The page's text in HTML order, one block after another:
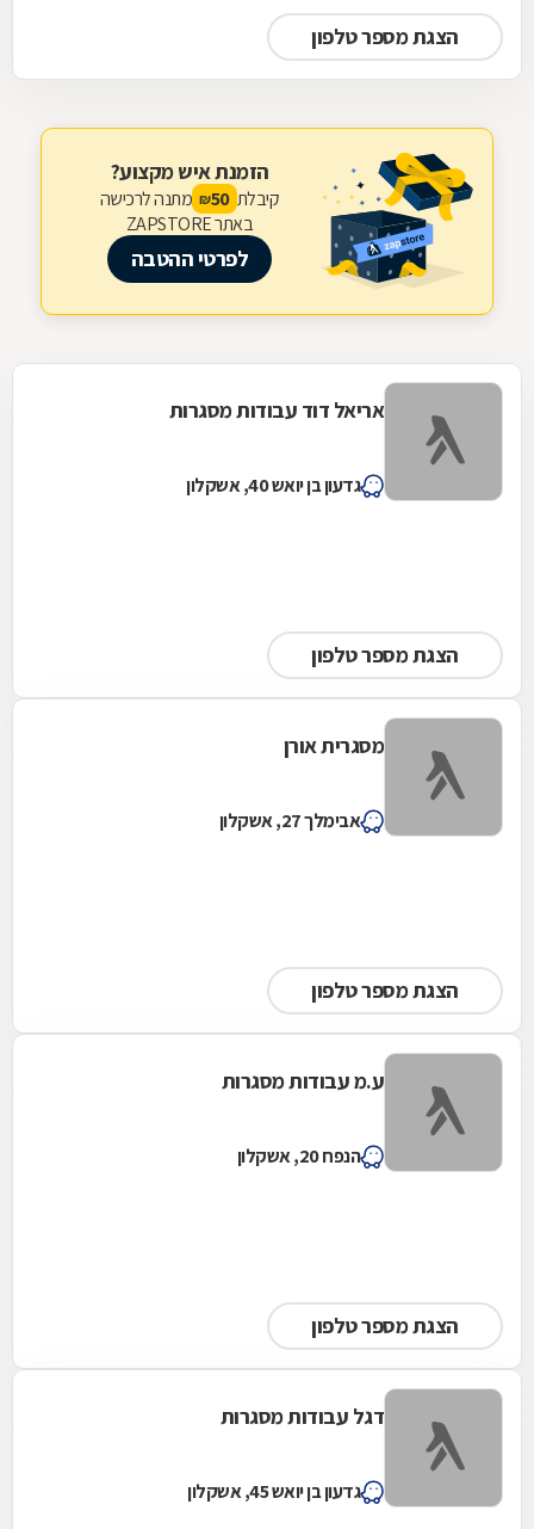
הצגת מספר טלפון
הזמנת איש מקצוע?
קיבלת 50
₪ מתנה לרכישה
באתר ZAPSTORE
לפרטי ההטבה
אריאל דוד עבודות מסגרות
גדעון בן יואש 40, אשקלון
הצגת מספר טלפון
מסגרית אורן
אבימלך 27, אשקלון
הצגת מספר טלפון
ע.מ עבודות מסגרות
הנפח 20, אשקלון
הצגת מספר טלפון
דגל עבודות מסגרות
גדעון בן יואש 45, אשקלון